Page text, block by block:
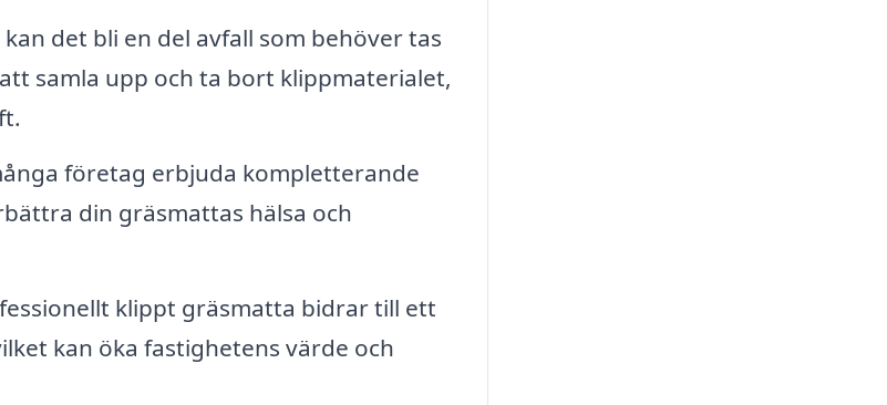
det bli en del avfall som behöver tas
samla upp och ta bort klippmaterialet,
företag erbjuda kompletterande
din gräsmattas hälsa och
klippt gräsmatta bidrar till ett
kan öka fastighetens värde och